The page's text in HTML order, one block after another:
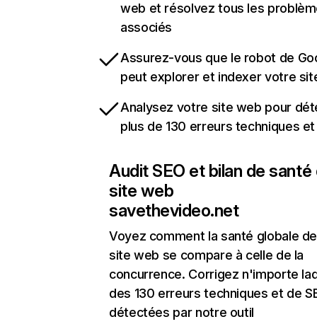
web et résolvez tous les
associés
Assurez-vous que le robot de
peut explorer et indexer votre
Analysez votre site web pour
plus de 130 erreurs techniques et
Audit SEO et bilan de santé
site web
savethevideo.net
Voyez comment la santé globale
site web se compare à celle de la
concurrence. Corrigez n'importe
des 130 erreurs techniques et de
détectées par notre outil